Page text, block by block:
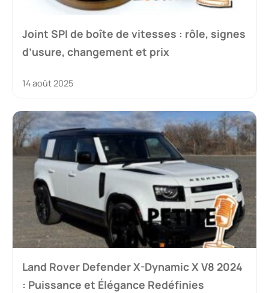
Joint SPI de boîte de vitesses : rôle, signes
d’usure, changement et prix
14 août 2025
Land Rover Defender X-Dynamic X V8 2024
: Puissance et Élégance Redéfinies